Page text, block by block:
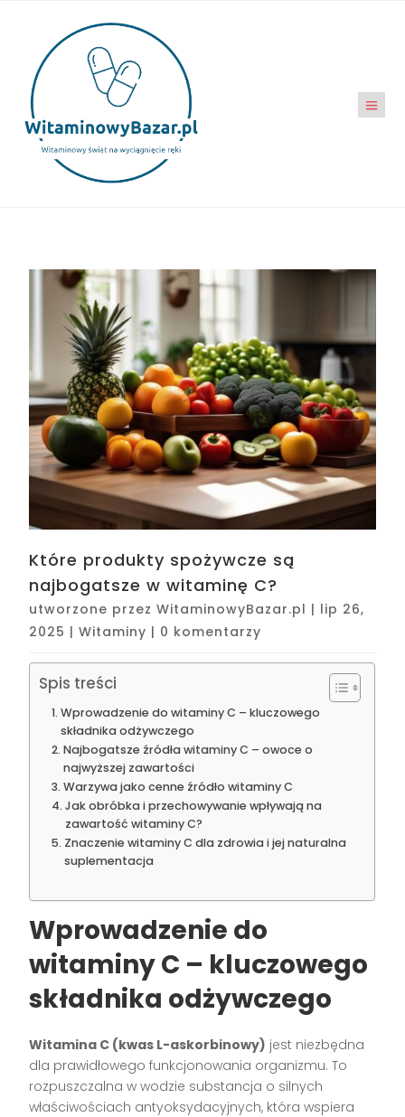
Które produkty spożywcze są
najbogatsze w witaminę C?
utworzone przezWitaminowyBazar.pl | lip 26,
2025 |Witaminy | 0 komentarzy
Spis treści
Wprowadzenie do witaminy C – kluczowego
składnika odżywczego
Najbogatsze źródła witaminy C – owoce o
najwyższej zawartości
Warzywa jako cenne źródło witaminy C
Jak obróbka i przechowywanie wpływają na
zawartość witaminy C?
Znaczenie witaminy C dla zdrowia i jej naturalna
suplementacja
Wprowadzenie do
witaminy C – kluczowego
składnika odżywczego
Witamina C (kwas L-askorbinowy) jest niezbędna
dla prawidłowego funkcjonowania organizmu. To
rozpuszczalna w wodzie substancja o silnych
właściwościach antyoksydacyjnych, która wspiera